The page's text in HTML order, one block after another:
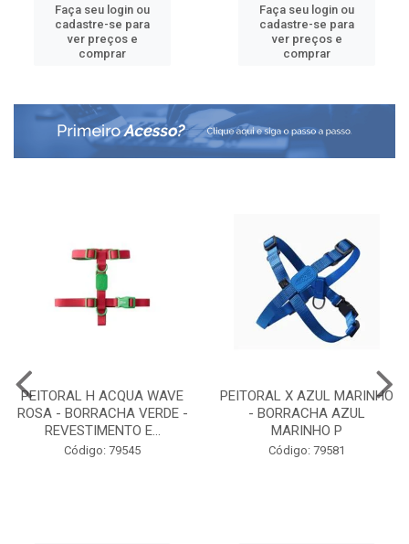
Faça seu login ou
cadastre-se para
ver preços e
comprar
Faça seu login ou
cadastre-se para
ver preços e
comprar
PEITORAL H ACQUA WAVE
ROSA - BORRACHA VERDE -
REVESTIMENTO E...
Código: 79545
PEITORAL X AZUL MARINHO
- BORRACHA AZUL
MARINHO P
Código: 79581